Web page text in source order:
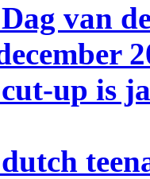
van
up is